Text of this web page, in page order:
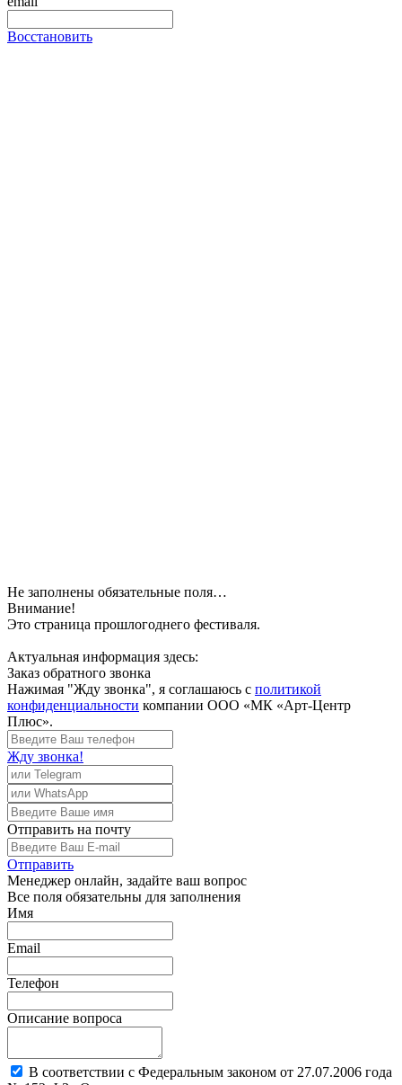
Восстановить
Не заполнены обязательные поля…
Внимание!
Это страница прошлогоднего фестиваля.
Актуальная информация здесь:
Заказ обратного звонка
Нажимая "Жду звонка", я соглашаюсь с политикой
конфиденциальности компании ООО «МК «Арт-Центр
Плюс».
Жду звонка!
Отправить на почту
Отправить
Менеджер онлайн, задайте ваш вопрос
Все поля обязательны для заполнения
Имя
Email
Телефон
Описание вопроса
В соответствии с Федеральным законом от 27.07.2006 года